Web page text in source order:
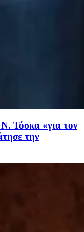
Τόσκα «για τον
την